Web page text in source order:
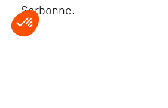
Sorbonne.